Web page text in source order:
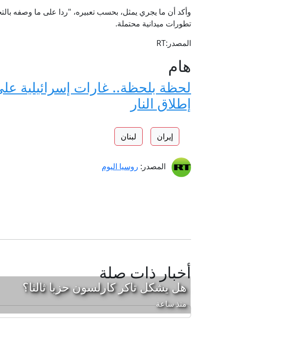
وأكد أن ما يجري يمثل، بحسب تعبيره، "ردا على ما وصفه
تطورات ميدانية محتملة.
المصدر:RT
هام
لحظة بلحظة.. غارات إسرائيلية
إطلاق النار
إيران لبنان
المصدر: روسيا اليوم
أخبار ذات صلة
هل يشكل تاكر كارلسون حزبا ثالثا؟
منذ ساعة